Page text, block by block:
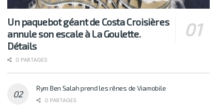
Un paquebot géant de Costa Croisières
annule son escale à La Goulette.
Détails
0 PARTAGES
Rym Ben Salah prend les rênes de Viamobile
0 PARTAGES